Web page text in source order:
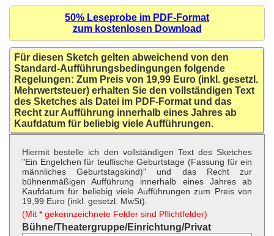
50% Leseprobe im PDF-Format
zum kostenlosen Download
Für diesen Sketch gelten abweichend von den
Standard-Aufführungsbedingungen folgende
Regelungen: Zum Preis von 19,99 Euro (inkl. gesetzl.
Mehrwertsteuer) erhalten Sie den vollständigen Text
des Sketches als Datei im PDF-Format und das
Recht zur Aufführung innerhalb eines Jahres ab
Kaufdatum für beliebig viele Aufführungen.
Hiermit bestelle ich den vollständigen Text des Sketches
"Ein Engelchen für teuflische Geburtstage (Fassung für ein
männliches Geburtstagskind)" und das Recht zur
bühnenmäßigen Aufführung innerhalb eines Jahres ab
Kaufdatum für beliebig viele Aufführungen zum Preis von
19,99 Euro (inkl. gesetzl. MwSt).
(Mit * gekennzeichnete Felder sind Pflichtfelder)
Bühne/Theatergruppe/Einrichtung/Privat